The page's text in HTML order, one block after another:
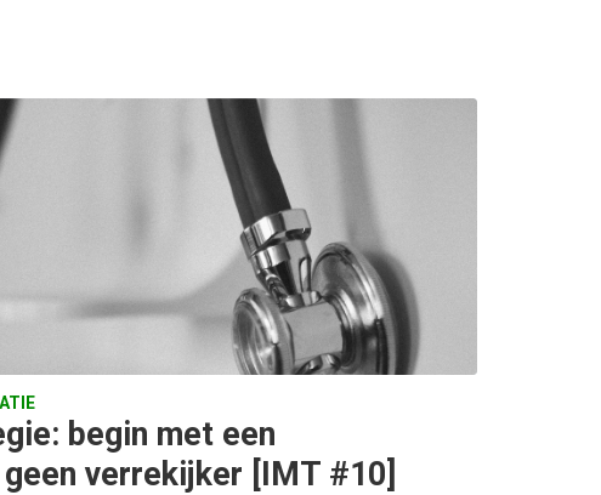
begin met een
verrekijker [IMT #10]